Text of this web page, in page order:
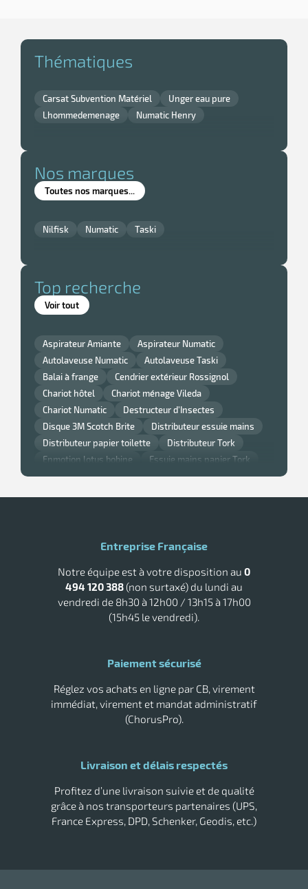
Thématiques
Carsat Subvention Matériel
Unger eau pure
Lhommedemenage
Numatic Henry
Nos marques
Toutes nos marques...
Nilfisk Numatic Taski
Top recherche
Voir tout
Aspirateur Amiante
Aspirateur Numatic
Autolaveuse Numatic
Autolaveuse Taski
Balai à frange
Cendrier extérieur Rossignol
Chariot hôtel
Chariot ménage Vileda
Chariot Numatic
Destructeur d'Insectes
Disque 3M Scotch Brite
Distributeur essuie mains
Distributeur papier toilette
Distributeur Tork
Enmotion lotus bobine
Essuie mains papier Tork
Gant nitrile
Lavette super chicopee
Monobrosse
Poubelle Rossignol
Poubelle Rubbermaid
Tork savon
Entreprise Française
Notre équipe est à votre disposition au 0
494 120 388 (non surtaxé) du lundi au
vendredi de 8h30 à 12h00 / 13h15 à 17h00
(15h45 le vendredi).
Paiement sécurisé
Réglez vos achats en ligne par CB, virement
immédiat, virement et mandat administratif
(ChorusPro).
Livraison et délais respectés
Profitez d’une livraison suivie et de qualité
grâce à nos transporteurs partenaires (UPS,
France Express, DPD, Schenker, Geodis, etc.)